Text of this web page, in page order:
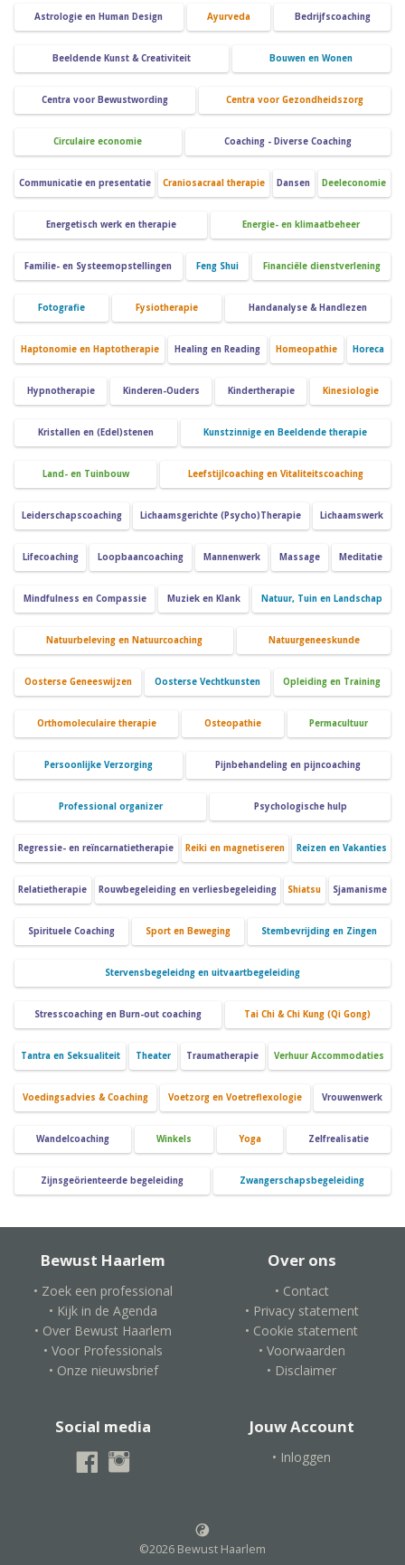
Astrologie en Human Design Ayurveda Bedrijfscoaching
Beeldende Kunst & Creativiteit Bouwen en Wonen
Centra voor Bewustwording Centra voor Gezondheidszorg
Circulaire economie Coaching - Diverse Coaching
Communicatie en presentatie Craniosacraal therapie Dansen Deeleconomie
Energetisch werk en therapie Energie- en klimaatbeheer
Familie- en Systeemopstellingen Feng Shui Financiële dienstverlening
Fotografie Fysiotherapie Handanalyse & Handlezen
Haptonomie en Haptotherapie Healing en Reading Homeopathie Horeca
Hypnotherapie Kinderen-Ouders Kindertherapie Kinesiologie
Kristallen en (Edel)stenen Kunstzinnige en Beeldende therapie
Land- en Tuinbouw Leefstijlcoaching en Vitaliteitscoaching
Leiderschapscoaching Lichaamsgerichte (Psycho)Therapie Lichaamswerk
Lifecoaching Loopbaancoaching Mannenwerk Massage Meditatie
Mindfulness en Compassie Muziek en Klank Natuur, Tuin en Landschap
Natuurbeleving en Natuurcoaching Natuurgeneeskunde
Oosterse Geneeswijzen Oosterse Vechtkunsten Opleiding en Training
Orthomoleculaire therapie Osteopathie Permacultuur
Persoonlijke Verzorging Pijnbehandeling en pijncoaching
Professional organizer Psychologische hulp
Regressie- en reïncarnatietherapie Reiki en magnetiseren Reizen en Vakanties
Relatietherapie Rouwbegeleiding en verliesbegeleiding Shiatsu Sjamanisme
Spirituele Coaching Sport en Beweging Stembevrijding en Zingen
Stervensbegeleidng en uitvaartbegeleiding
Stresscoaching en Burn-out coaching Tai Chi & Chi Kung (Qi Gong)
Tantra en Seksualiteit Theater Traumatherapie Verhuur Accommodaties
Voedingsadvies & Coaching Voetzorg en Voetreflexologie Vrouwenwerk
Wandelcoaching Winkels Yoga Zelfrealisatie
Zijnsgeörienteerde begeleiding Zwangerschapsbegeleiding
Bewust Haarlem
• Zoek een professional
• Kijk in de Agenda
• Over Bewust Haarlem
• Voor Professionals
• Onze nieuwsbrief
Over ons
• Contact
• Privacy statement
• Cookie statement
• Voorwaarden
• Disclaimer
Social media Jouw Account
• Inloggen
©2026 Bewust Haarlem